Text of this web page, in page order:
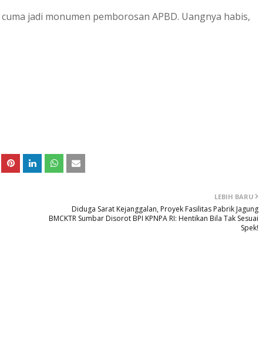
jadi monumen pemborosan APBD. Uangnya habis,
LEBIH BARU
Diduga Sarat Kejanggalan, Proyek Fasilitas Pabrik Jagung
BMCKTR Sumbar Disorot BPI KPNPA RI: Hentikan Bila Tak Sesuai
Spek!